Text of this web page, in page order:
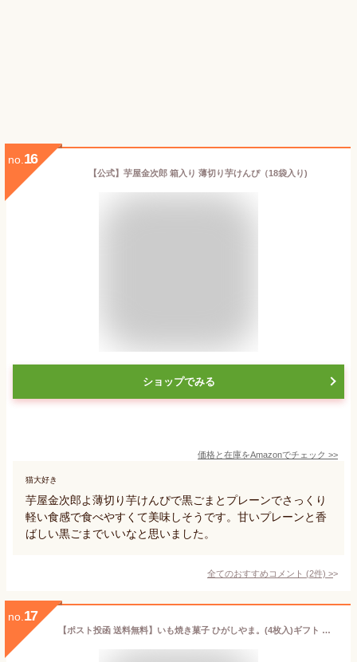
no. 16
【公式】芋屋金次郎 箱入り 薄切り芋けんぴ（18袋入り)
ショップでみる
価格と在庫をAmazonでチェック >>
猫大好き
芋屋金次郎よ薄切り芋けんぴで黒ごまとプレーンでさっくり
軽い食感で食べやすくて美味しそうです。甘いプレーンと香
ばしい黒ごまでいいなと思いました。
全てのおすすめコメント (2件) >
no. 17
【ポスト投函 送料無料】いも焼き菓子 ひがしやま。(4枚入)ギフト お取り寄せスイーツ 高知 四万十 四万十ドラマ 人参芋 スイートポテト 干し芋 東山 母の日 誕生日 贈りもの お祝い 洋菓子 和菓子 焼き菓子 個包装 のし 熨斗 添加物不使用 白砂糖不使用